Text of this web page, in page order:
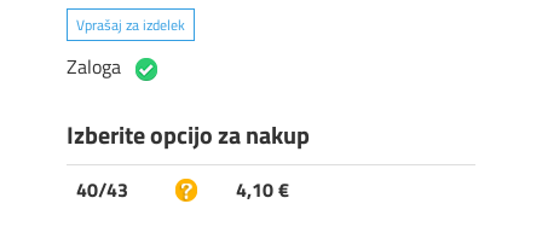
Vprašaj za izdelek
Zaloga
Izberite opcijo za nakup
40/43 4,10 €